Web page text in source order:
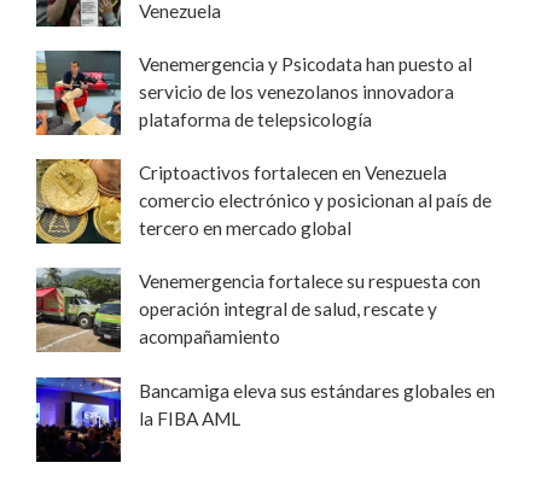
Venezuela
Venemergencia y Psicodata han puesto al
servicio de los venezolanos innovadora
plataforma de telepsicología
Criptoactivos fortalecen en Venezuela
comercio electrónico y posicionan al país de
tercero en mercado global
Venemergencia fortalece su respuesta con
operación integral de salud, rescate y
acompañamiento
Bancamiga eleva sus estándares globales en
la FIBA AML